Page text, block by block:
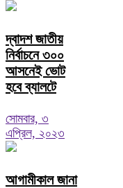
দ্বাদশ জাতীয়
নির্বাচনে ৩০০
আসনেই ভোট
হবে ব্যালটে
সোমবার, ৩
এপ্রিল, ২০২৩
আগামীকাল জানা